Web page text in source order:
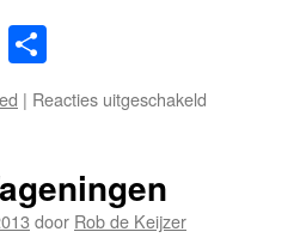
LinkedIn
| Reacties uitgeschakeld
door Rob de Keijzer